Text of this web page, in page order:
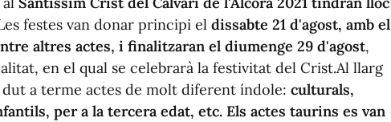
festes van donar principi el dissabte 21 d'agost, amb el
altres actes, i finalitzaran el diumenge 29 d'agost,
en el qual se celebrarà la festivitat del Crist.Al llarg
dut a terme actes de molt diferent índole: culturals,
per a la tercera edat, etc. Els actes taurins es van